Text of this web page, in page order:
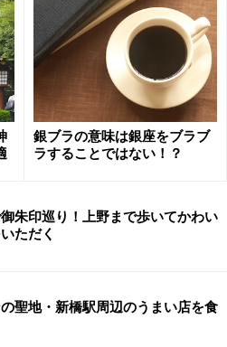
銀ブラの意味は銀座をブラブ
ラすることではない！？
朱印巡り！上野まで歩いてかわい
ただく
聖地・新橋駅周辺のうまい店を食